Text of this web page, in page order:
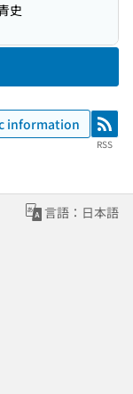
史
information RSS
RSS
言語：日本語